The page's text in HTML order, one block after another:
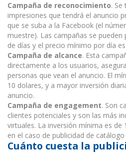
Campaña de reconocimiento.
impresiones que tendrá el anuncio
que se suba a la Facebook (el
muestre). Las campañas se
de días y el precio mínimo por día
Campaña de alcance. Esta
directamente a los usuarios,
personas que vean el anuncio. El
10 dolares, y a mayor inversión
anuncio.
Campaña de engagement. Son
clientes potenciales y son las más
virtuales. La inversión mínima es de
en el caso de publicidad de
Cuánto cuesta la